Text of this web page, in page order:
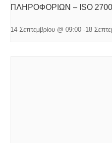
ΠΛΗΡΟΦΟΡΙΩΝ – ISO
14 Σεπτεμβρίου @ 09:00 -18